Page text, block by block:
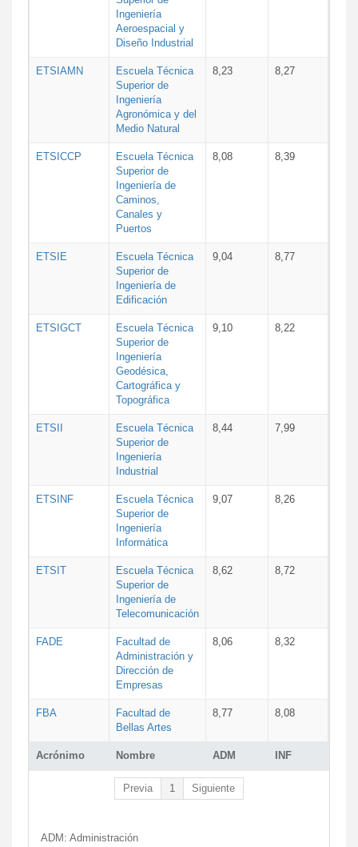
Acrónimo Nombre ADM INF
Ingeniería
Aeroespacial y
Diseño Industrial
ETSIAMN
Escuela Técnica
Superior de
Ingeniería
Agronómica y del
Medio Natural
8,23 8,27
ETSICCP
Escuela Técnica
Superior de
Ingeniería de
Caminos,
Canales y
Puertos
8,08 8,39
ETSIE
Escuela Técnica
Superior de
Ingeniería de
Edificación
9,04 8,77
ETSIGCT
Escuela Técnica
Superior de
Ingeniería
Geodésica,
Cartográfica y
Topográfica
9,10 8,22
ETSII
Escuela Técnica
Superior de
Ingeniería
Industrial
8,44 7,99
ETSINF
Escuela Técnica
Superior de
Ingeniería
Informática
9,07 8,26
ETSIT
Escuela Técnica
Superior de
Ingeniería de
Telecomunicación
8,62 8,72
FADE
Facultad de
Administración y
Dirección de
Empresas
8,06 8,32
FBA
Facultad de
Bellas Artes
8,77 8,08
Previa 1 Siguiente
ADM: Administración